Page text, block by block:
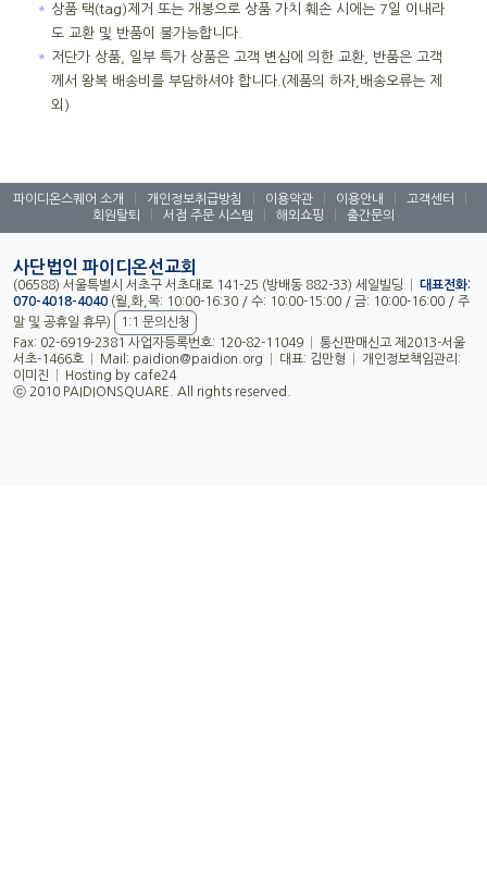
＊ 상품 택(tag)제거 또는 개봉으로 상품 가치 훼손 시에는 7일 이내라
도 교환 및 반품이 불가능합니다.
＊ 저단가 상품, 일부 특가 상품은 고객 변심에 의한 교환, 반품은 고객
께서 왕복 배송비를 부담하셔야 합니다.(제품의 하자,배송오류는 제
외)
파이디온스퀘어 소개 개인정보취급방침 이용약관 이용안내 고객센터
회원탈퇴
서점 주문 시스템 해외쇼핑 출간문의
사단법인 파이디온선교회
(06588) 서울특별시 서초구 서초대로 141-25 (방배동 882-33) 세일빌딩
대표전화:
070-4018-4040 (월,화,목: 10:00-16:30 / 수: 10:00-15:00 / 금: 10:00-16:00 / 주
말 및 공휴일 휴무)
1:1 문의신청
Fax: 02-6919-2381 사업자등록번호: 120-82-11049
통신판매신고 제2013-서울
서초-1466호
Mail: paidion@paidion.org 대표: 김만형
개인정보책임관리:
이미진
Hosting by cafe24
ⓒ 2010 PAIDIONSQUARE. All rights reserved.